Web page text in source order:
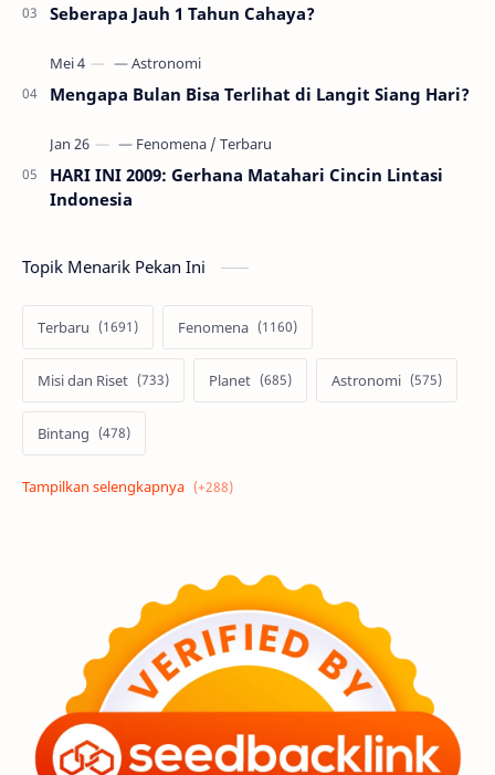
Seberapa Jauh 1 Tahun Cahaya?
Mengapa Bulan Bisa Terlihat di Langit Siang Hari?
HARI INI 2009: Gerhana Matahari Cincin Lintasi
Indonesia
Topik Menarik Pekan Ini
Terbaru Fenomena
Misi dan Riset Planet Astronomi
Bintang
Alam semesta Galaksi
Tata Surya Hype
Asteroid Observasi
Premium Komet Bulan
Penelitian Serba-serbi Satelit